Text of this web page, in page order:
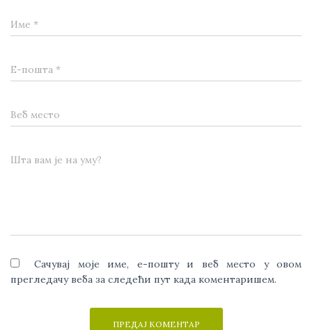
Име *
Е-пошта *
Веб место
Шта вам је на уму?
Сачувај моје име, е-пошту и веб место у овом
прегледачу веба за следећи пут када коментаришем.